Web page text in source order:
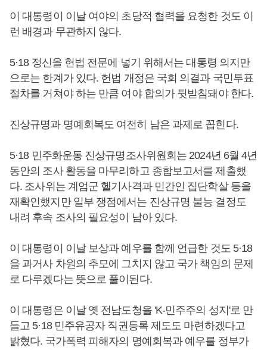
이 대통령이 이날 여야의 초당적 협력을 요청한 것도 이
런 배경과 무관하지 않다.
5·18 정신을 헌법 전문에 넣기 위해서는 대통령 의지만
으로는 한계가 있다. 헌법 개정은 국회 의결과 국민투표
절차를 거쳐야 하는 만큼 여야 합의가 뒷받침돼야 한다.
진상규명과 명예회복도 여전히 남은 과제로 꼽힌다.
5·18 민주화운동 진상규명조사위원회는 2024년 6월 4년
동안의 조사 활동을 마무리하고 종합보고서를 제출했
다. 조사위는 계엄군 헬기사격과 민간인 집단학살 등을
재확인했지만 일부 쟁점에서는 진상규명 불능 결정도
내려 후속 조사의 필요성이 남아 있다.
이 대통령이 이날 보상과 예우를 함께 언급한 것도 5·18
을 과거사 차원의 추모에 그치지 않고 국가 책임의 문제
로 다루겠다는 뜻으로 풀이된다.
이 대통령은 이날 옛 전남도청을 'K-민주주의 성지'로 만
들고 5·18 민주유공자 직권등록 제도도 마련하겠다고
밝혔다. 국가폭력 피해자의 명예회복과 예우를 정부가